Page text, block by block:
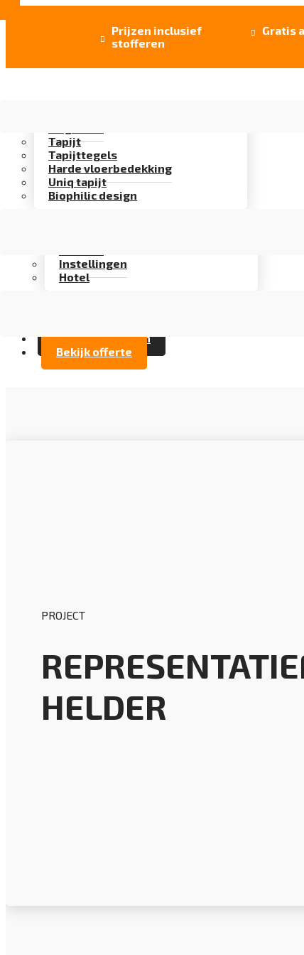

Prijzen inclusief
stofferen
 Gratis
Tapijt
Tapijttegels
Harde vloerbedekking
Uniq tapijt
Biophilic design
Instellingen
Hotel
Contact opnemen
Bekijk offerte
PROJECT
HELDER